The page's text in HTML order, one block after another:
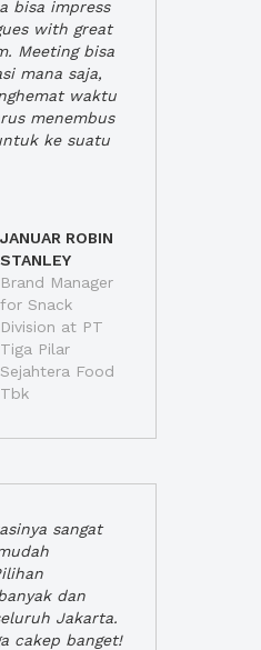
bisa impress
with great
Meeting bisa
mana saja,
waktu
menembus
ke suatu
JANUAR ROBIN
STANLEY
Brand Manager
for Snack
Division at PT
Tiga Pilar
Sejahtera Food
Tbk
sangat
dan
Jakarta.
cakep banget!